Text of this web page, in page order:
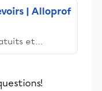
| Alloprof
et
les élèves